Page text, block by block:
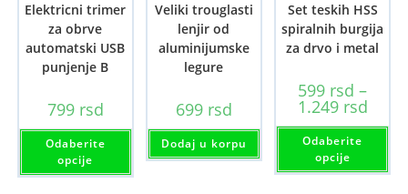
Elektricni trimer
za obrve
automatski USB
punjenje B
799 rsd
Odaberite
opcije
Ovaj
proizvod
ima
Veliki trouglasti
lenjir od
aluminijumske
legure
699 rsd
Dodaj u korpu
Set teskih HSS
spiralnih burgija
za drvo i metal
599 rsd –
1.249 rsdcena:
od
1.249
Odaberite
opcije